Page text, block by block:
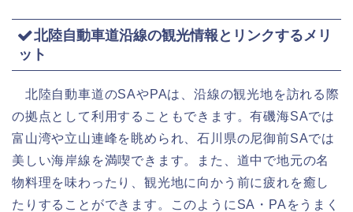
北陸自動車道沿線の観光情報とリンクするメリ
ット
北陸自動車道のSAやPAは、沿線の観光地を訪れる際
の拠点として利用することもできます。有磯海SAでは
富山湾や立山連峰を眺められ、石川県の尼御前SAでは
美しい海岸線を満喫できます。また、道中で地元の名
物料理を味わったり、観光地に向かう前に疲れを癒し
たりすることができます。このようにSA・PAをうまく